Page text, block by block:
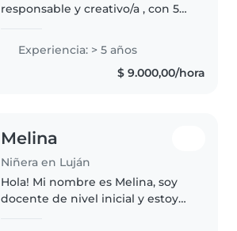
responsable y creativo/a , con 5
encanta leer a los niños, hacer
manualidades y jugar con ellos...
Experiencia: > 5 años
$ 9.000,00/hora
Melina
Niñera en Luján
Hola! Mi nombre es Melina, soy
docente de nivel inicial y estoy